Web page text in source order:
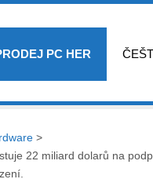
PC HER
>
22 miliard dolarů na